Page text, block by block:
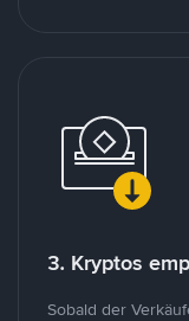
3. Kryptos
Sobald der